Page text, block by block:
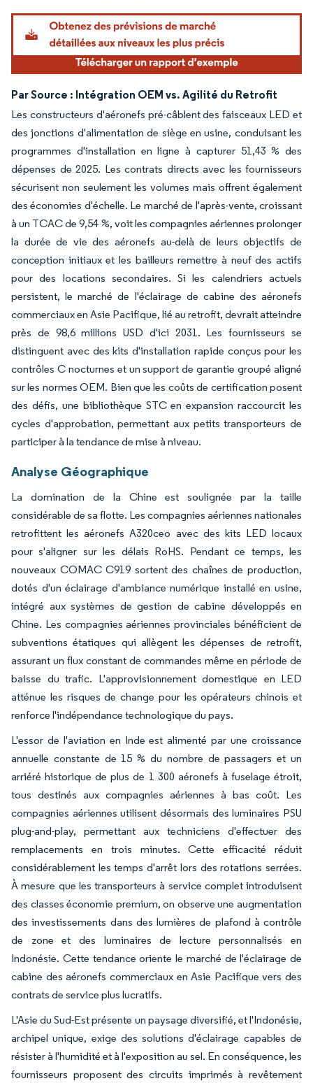
Par Source : Intégration OEM vs. Agilité du Retrofit
Les constructeurs d'aéronefs pré-câblent des faisceaux LED et
des jonctions d'alimentation de siège en usine, conduisant les
programmes d'installation en ligne à capturer 51,43 % des
dépenses de 2025. Les contrats directs avec les fournisseurs
sécurisent non seulement les volumes mais offrent également
des économies d'échelle. Le marché de l'après-vente, croissant
à un TCAC de 9,54 %, voit les compagnies aériennes prolonger
la durée de vie des aéronefs au-delà de leurs objectifs de
conception initiaux et les bailleurs remettre à neuf des actifs
pour des locations secondaires. Si les calendriers actuels
persistent, le marché de l'éclairage de cabine des aéronefs
commerciaux en Asie Pacifique, lié au retrofit, devrait atteindre
près de 98,6 millions USD d'ici 2031. Les fournisseurs se
distinguent avec des kits d'installation rapide conçus pour les
contrôles C nocturnes et un support de garantie groupé aligné
sur les normes OEM. Bien que les coûts de certification posent
des défis, une bibliothèque STC en expansion raccourcit les
cycles d'approbation, permettant aux petits transporteurs de
participer à la tendance de mise à niveau.
Analyse Géographique
La domination de la Chine est soulignée par la taille
considérable de sa flotte. Les compagnies aériennes nationales
retrofittent les aéronefs A320ceo avec des kits LED locaux
pour s'aligner sur les délais RoHS. Pendant ce temps, les
nouveaux COMAC C919 sortent des chaînes de production,
dotés d'un éclairage d'ambiance numérique installé en usine,
intégré aux systèmes de gestion de cabine développés en
Chine. Les compagnies aériennes provinciales bénéficient de
subventions étatiques qui allègent les dépenses de retrofit,
assurant un flux constant de commandes même en période de
baisse du trafic. L'approvisionnement domestique en LED
atténue les risques de change pour les opérateurs chinois et
renforce l'indépendance technologique du pays.
L'essor de l'aviation en Inde est alimenté par une croissance
annuelle constante de 15 % du nombre de passagers et un
arriéré historique de plus de 1 300 aéronefs à fuselage étroit,
tous destinés aux compagnies aériennes à bas coût. Les
compagnies aériennes utilisent désormais des luminaires PSU
plug-and-play, permettant aux techniciens d'effectuer des
remplacements en trois minutes. Cette efficacité réduit
considérablement les temps d'arrêt lors des rotations serrées.
À mesure que les transporteurs à service complet introduisent
des classes économie premium, on observe une augmentation
des investissements dans des lumières de plafond à contrôle
de zone et des luminaires de lecture personnalisés en
Indonésie. Cette tendance oriente le marché de l'éclairage de
cabine des aéronefs commerciaux en Asie Pacifique vers des
contrats de service plus lucratifs.
L'Asie du Sud-Est présente un paysage diversifié, et l'Indonésie,
archipel unique, exige des solutions d'éclairage capables de
résister à l'humidité et à l'exposition au sel. En conséquence, les
fournisseurs proposent des circuits imprimés à revêtement